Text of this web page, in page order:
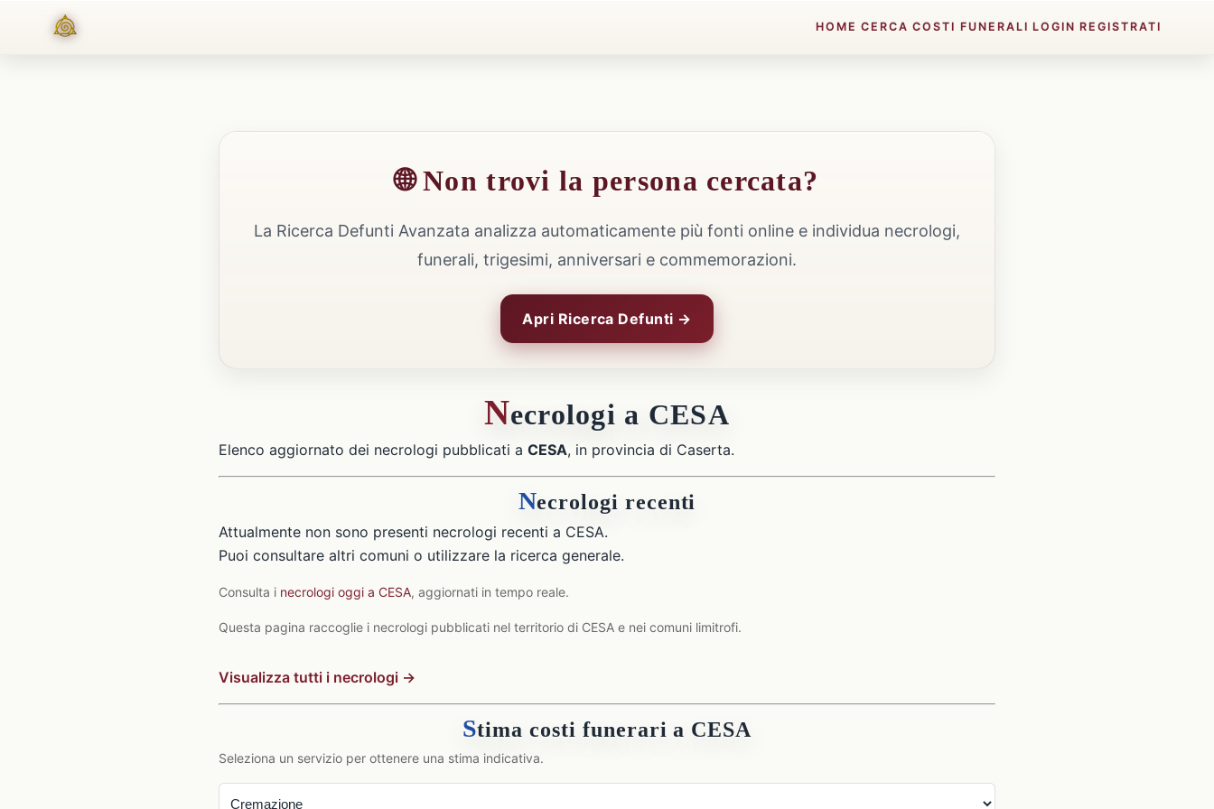
HOME CERCA COSTI FUNERALI LOGIN REGISTRATI
🌐 Non trovi la persona cercata?
La Ricerca Defunti Avanzata analizza automaticamente più fonti online e individua necrologi,
funerali, trigesimi, anniversari e commemorazioni.
Apri Ricerca Defunti →
Necrologi a CESA
Elenco aggiornato dei necrologi pubblicati a CESA, in provincia di Caserta.
Necrologi recenti
Attualmente non sono presenti necrologi recenti a CESA.
Puoi consultare altri comuni o utilizzare la ricerca generale.
Consulta i necrologi oggi a CESA, aggiornati in tempo reale.
Questa pagina raccoglie i necrologi pubblicati nel territorio di CESA e nei comuni limitrofi.
Visualizza tutti i necrologi →
Stima costi funerari a CESA
Seleziona un servizio per ottenere una stima indicativa.